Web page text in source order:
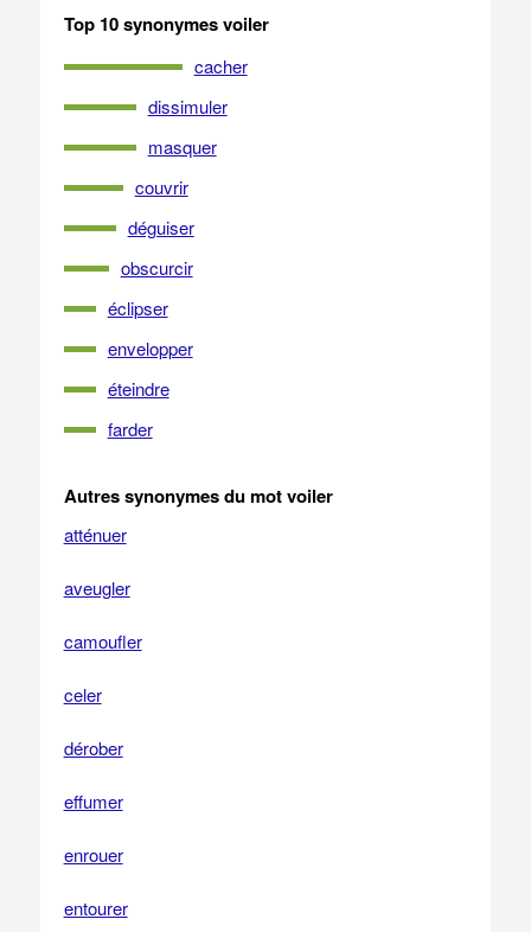
Top 10 synonymes voiler
cacher
dissimuler
masquer
couvrir
déguiser
obscurcir
éclipser
envelopper
éteindre
farder
Autres synonymes du mot voiler
atténuer
aveugler
camoufler
celer
dérober
effumer
enrouer
entourer